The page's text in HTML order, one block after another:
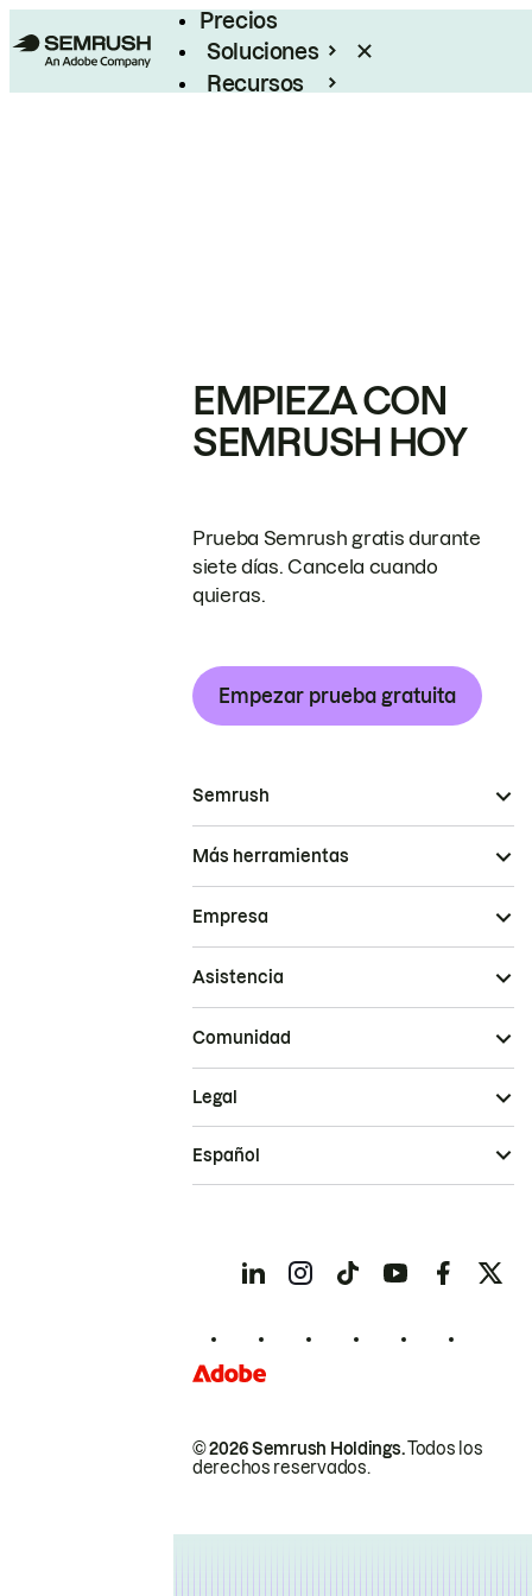
Precios
Soluciones
Recursos
EMPIEZA CON
SEMRUSH HOY
Prueba Semrush gratis durante
siete días. Cancela cuando
quieras.
Empezar prueba gratuita
Semrush
Más herramientas
Empresa
Asistencia
Comunidad
© 2026 Semrush Holdings.Todos los
derechos reservados.
Legal
Español